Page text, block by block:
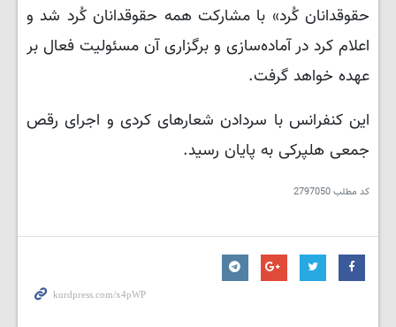
حقوقدانان کُرد» با مشارکت همه حقوقدانان کُرد شد و
اعلام کرد در آماده‌سازی و برگزاری آن مسئولیت فعال بر
عهده خواهد گرفت.
این کنفرانس با سردادن شعارهای کردی و اجرای رقص
جمعی هلپرکی به پایان رسید.
کد مطلب2797050